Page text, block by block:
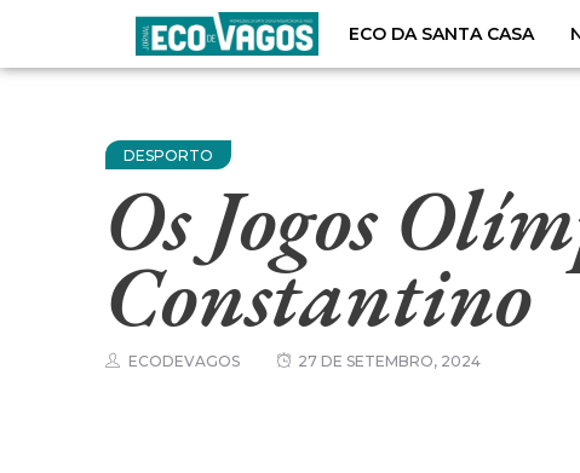
ECO DA SANTA CASA
DESPORTO
Os Jogos
Constantino
ECODEVAGOS 27 DE SETEMBRO, 2024